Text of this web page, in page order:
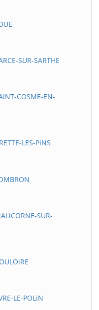
SUR-SARTHE
COSME-EN-
LES-PiNS
SUR-
LE-POLiN